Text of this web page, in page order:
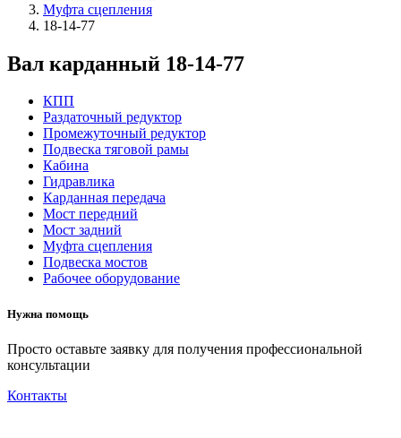
Муфта сцепления
18-14-77
Вал карданный 18-14-77
КПП
Раздаточный редуктор
Промежуточный редуктор
Подвеска тяговой рамы
Кабина
Гидравлика
Карданная передача
Мост передний
Мост задний
Муфта сцепления
Подвеска мостов
Рабочее оборудование
Нужна помощь
Просто оставьте заявку для получения профессиональной
консультации
Контакты